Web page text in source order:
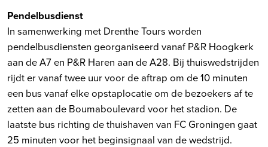
Pendelbusdienst
In samenwerking met Drenthe Tours worden
pendelbusdiensten georganiseerd vanaf P&R Hoogkerk
aan de A7 en P&R Haren aan de A28. Bij thuiswedstrijden
rijdt er vanaf twee uur voor de aftrap om de 10 minuten
een bus vanaf elke opstaplocatie om de bezoekers af te
zetten aan de Boumaboulevard voor het stadion. De
laatste bus richting de thuishaven van FC Groningen gaat
25 minuten voor het beginsignaal van de wedstrijd.